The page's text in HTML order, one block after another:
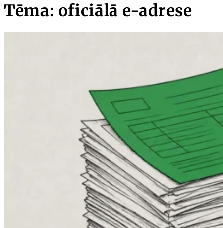
Tēma: oficiālā e-adrese